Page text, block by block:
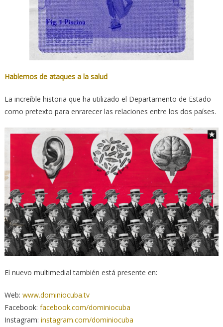
Hablemos de ataques a la salud
La increíble historia que ha utilizado el Departamento de Estado
como pretexto para enrarecer las relaciones entre los dos países.
El nuevo multimedial también está presente en:
Web: www.dominiocuba.tv
Facebook: facebook.com/dominiocuba
Instagram: instagram.com/dominiocuba